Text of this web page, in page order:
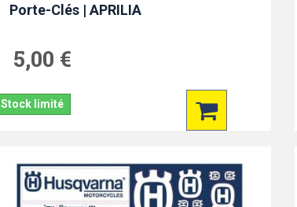
Porte-Clés | APRILIA
5,00 €
Stock limité